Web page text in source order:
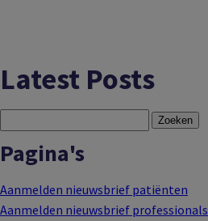
Latest Posts
Pagina's
Aanmelden nieuwsbrief patiënten
Aanmelden nieuwsbrief professionals